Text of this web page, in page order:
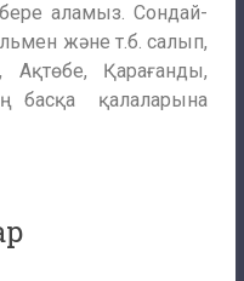
аламыз. Сондай-
және т.б. салып,
Қарағанды,
басқа қалаларына